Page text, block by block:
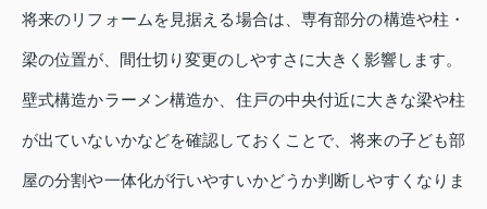
将来のリフォームを見据える場合は、専有部分の構造や柱・
梁の位置が、間仕切り変更のしやすさに大きく影響します。
壁式構造かラーメン構造か、住戸の中央付近に大きな梁や柱
が出ていないかなどを確認しておくことで、将来の子ども部
屋の分割や一体化が行いやすいかどうか判断しやすくなりま